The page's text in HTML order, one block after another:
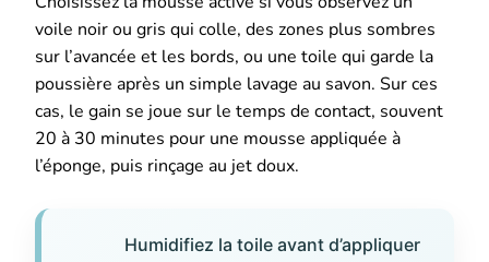
voile noir ou gris qui colle, des zones plus sombres
sur l’avancée et les bords, ou une toile qui garde la
poussière après un simple lavage au savon. Sur ces
cas, le gain se joue sur le temps de contact, souvent
20 à 30 minutes pour une mousse appliquée à
l’éponge, puis rinçage au jet doux.
Humidifiez la toile avant d’appliquer